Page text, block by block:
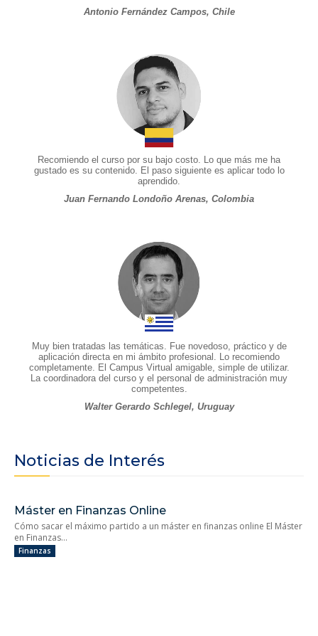
Antonio Fernández Campos, Chile
Recomiendo el curso por su bajo costo. Lo que más me ha
gustado es su contenido. El paso siguiente es aplicar todo lo
aprendido.
Juan Fernando Londoño Arenas, Colombia
Muy bien tratadas las temáticas. Fue novedoso, práctico y de
aplicación directa en mi ámbito profesional. Lo recomiendo
completamente. El Campus Virtual amigable, simple de utilizar.
La coordinadora del curso y el personal de administración muy
competentes.
Walter Gerardo Schlegel, Uruguay
Noticias de Interés
Máster en Finanzas Online
Cómo sacar el máximo partido a un máster en finanzas online El Máster
en Finanzas...
Finanzas